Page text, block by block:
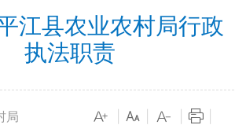
江县农业农村局行政
执法职责
局